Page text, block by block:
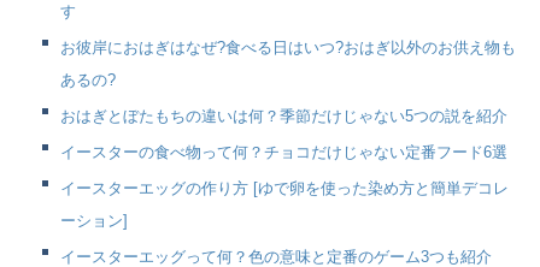
す
お彼岸におはぎはなぜ?食べる日はいつ?おはぎ以外のお供え物も
あるの?
おはぎとぼたもちの違いは何？季節だけじゃない5つの説を紹介
イースターの食べ物って何？チョコだけじゃない定番フード6選
イースターエッグの作り方 [ゆで卵を使った染め方と簡単デコレ
ーション]
イースターエッグって何？色の意味と定番のゲーム3つも紹介